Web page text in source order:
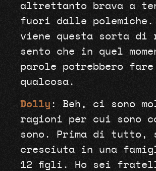
altrettanto brava a
fuori dalle polemiche.
viene questa sorta di
sento che in quel
parole potrebbero fare
qualcosa.
Dolly : Beh, ci sono
ragioni per cui sono
sono. Prima di tutto,
cresciuta in una
12 figli. Ho sei